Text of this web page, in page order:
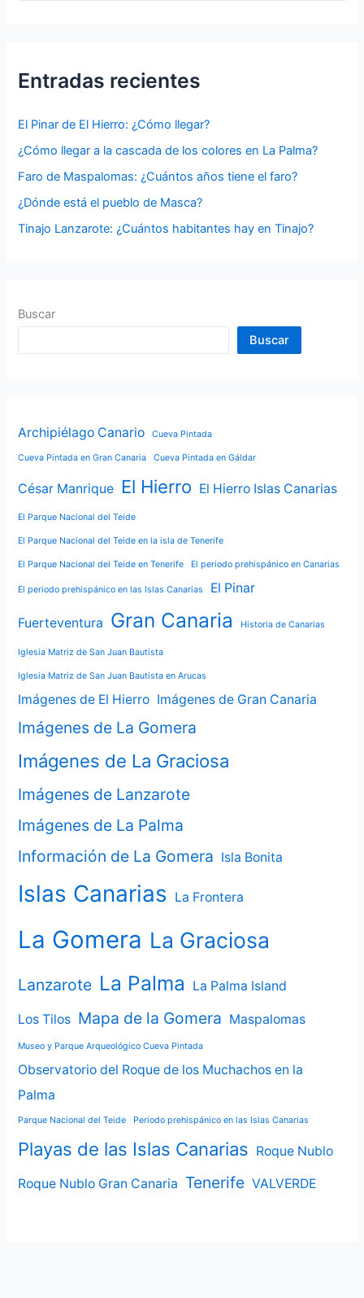
r
r
:
Entradas recientes
El Pinar de El Hierro: ¿Cómo llegar?
¿Cómo llegar a la cascada de los colores en La Palma?
Faro de Maspalomas: ¿Cuántos años tiene el faro?
¿Dónde está el pueblo de Masca?
Tinajo Lanzarote: ¿Cuántos habitantes hay en Tinajo?
Buscar
Buscar
Archipiélago Canario Cueva Pintada
Cueva Pintada en Gran Canaria Cueva Pintada en Gáldar
César Manrique El Hierro El Hierro Islas Canarias
El Parque Nacional del Teide
El Parque Nacional del Teide en la isla de Tenerife
El Parque Nacional del Teide en Tenerife El periodo prehispánico en Canarias
El periodo prehispánico en las Islas Canarias El Pinar
Fuerteventura Gran Canaria Historia de Canarias
Iglesia Matriz de San Juan Bautista
Iglesia Matriz de San Juan Bautista en Arucas
Imágenes de El Hierro Imágenes de Gran Canaria
Imágenes de La Gomera
Imágenes de La Graciosa
Imágenes de Lanzarote
Imágenes de La Palma
Información de La Gomera Isla Bonita
Islas Canarias La Frontera
La Gomera La Graciosa
Lanzarote La Palma La Palma Island
Los Tilos Mapa de la Gomera Maspalomas
Museo y Parque Arqueológico Cueva Pintada
Observatorio del Roque de los Muchachos en la
Palma
Parque Nacional del Teide Periodo prehispánico en las Islas Canarias
Playas de las Islas Canarias Roque Nublo
Roque Nublo Gran Canaria Tenerife VALVERDE